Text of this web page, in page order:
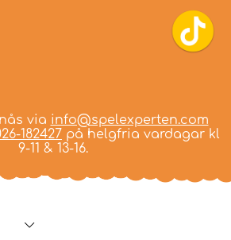
via info@spelexperten.com
182427 på helgfria vardagar kl
9-11 & 13-16.